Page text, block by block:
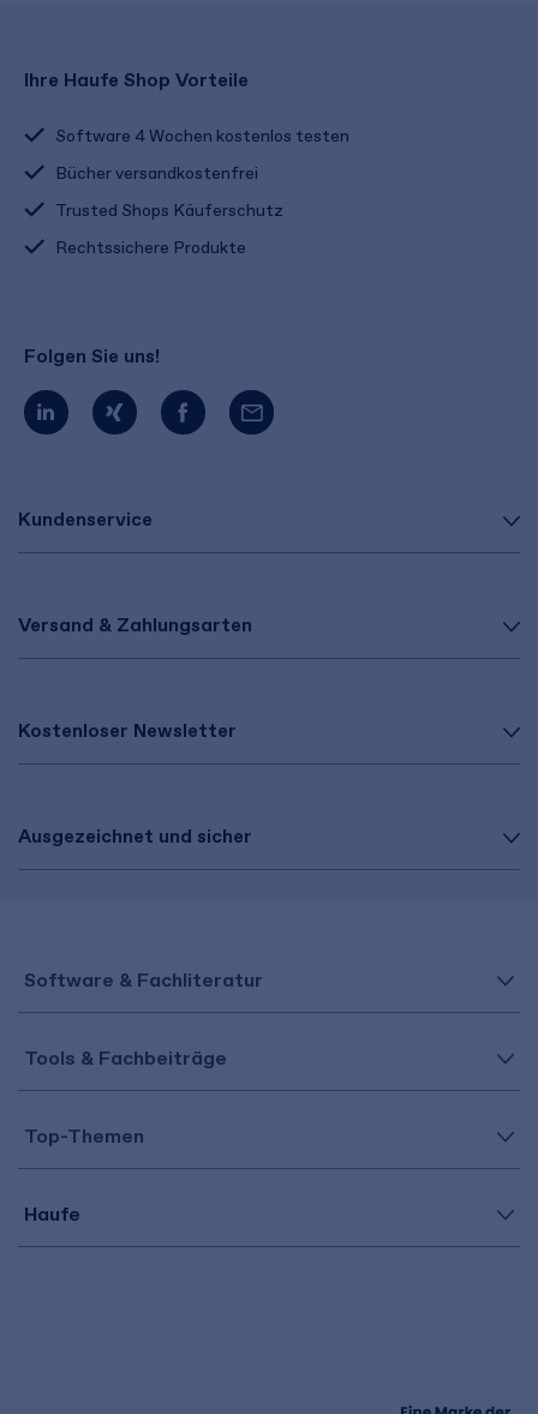
Kundenservice
Versand & Zahlungsarten
Kostenloser Newsletter
Ausgezeichnet und sicher
Ihre Haufe Shop Vorteile
Software 4 Wochen kostenlos testen
Bücher versandkostenfrei
Trusted Shops Käuferschutz
Rechtssichere Produkte
Folgen Sie uns!
Software & Fachliteratur
Tools & Fachbeiträge
Top-Themen
Haufe